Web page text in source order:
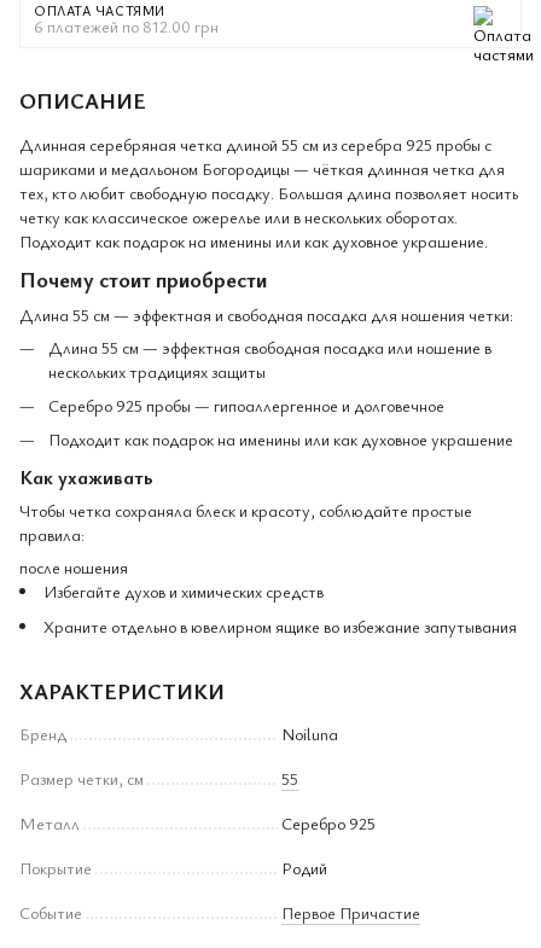
ОПЛАТА ЧАСТЯМИ
6 платежей по 812.00 грн
ОПИСАНИЕ
Длинная серебряная четка длиной 55 см из серебра 925 пробы с
шариками и медальоном Богородицы — чёткая длинная четка для
тех, кто любит свободную посадку. Большая длина позволяет носить
четку как классическое ожерелье или в нескольких оборотах.
Подходит как подарок на именины или как духовное украшение.
Почему стоит приобрести
Длина 55 см — эффектная и свободная посадка для ношения четки:
Длина 55 см — эффектная свободная посадка или ношение в
нескольких традициях защиты
Серебро 925 пробы — гипоаллергенное и долговечное
Подходит как подарок на именины или как духовное украшение
Как ухаживать
Чтобы четка сохраняла блеск и красоту, соблюдайте простые
правила:
после ношения
Избегайте духов и химических средств
Храните отдельно в ювелирном ящике во избежание запутывания
ХАРАКТЕРИСТИКИ
Бренд
Noiluna
Размер четки, см
55
Металл
Серебро 925
Покрытие
Родий
Событие
Первое Причастие